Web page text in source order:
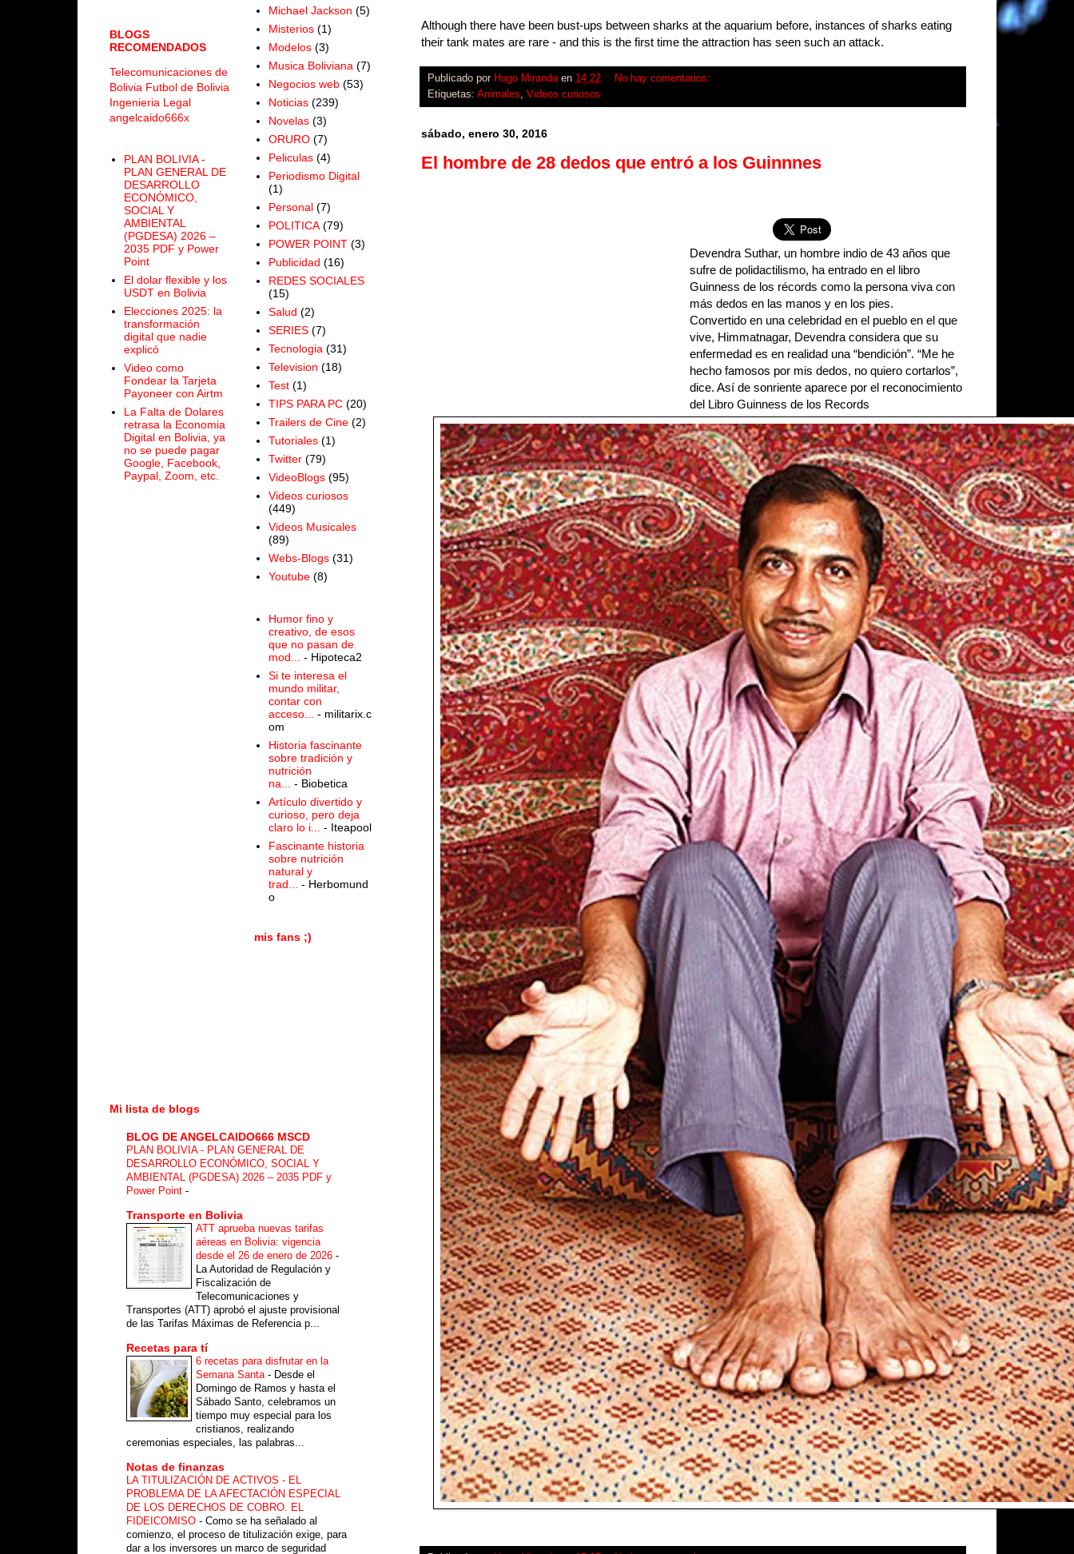
Although there have been bust-ups between sharks at the aquarium before, instances of sharks eating
their tank mates are rare - and this is the first time the attraction has seen such an attack.
Publicado por Hugo Miranda en 14:22
No hay comentarios:
Etiquetas: Animales, Videos curiosos
sábado, enero 30, 2016
El hombre de 28 dedos que entró a los Guinnnes
Devendra Suthar, un hombre indio de 43 años que
sufre de polidactilismo, ha entrado en el libro
Guinness de los récords como la persona viva con
más dedos en las manos y en los pies.
Convertido en una celebridad en el pueblo en el que
vive, Himmatnagar, Devendra considera que su
enfermedad es en realidad una “bendición”. “Me he
hecho famosos por mis dedos, no quiero cortarlos”,
dice. Así de sonriente aparece por el reconocimiento
del Libro Guinness de los Records
BLOGS
RECOMENDADOS
Telecomunicaciones de
Bolivia Futbol de Bolivia
Ingenieria Legal
angelcaido666x
PLAN BOLIVIA -
PLAN GENERAL DE
DESARROLLO
ECONÓMICO,
SOCIAL Y
AMBIENTAL
(PGDESA) 2026 –
2035 PDF y Power
Point
El dolar flexible y los
USDT en Bolivia
Elecciones 2025: la
transformación
digital que nadie
explicó
Video como
Fondear la Tarjeta
Payoneer con Airtm
La Falta de Dolares
retrasa la Economia
Digital en Bolivia, ya
no se puede pagar
Google, Facebook,
Paypal, Zoom, etc.
Michael Jackson (5)
Misterios (1)
Modelos (3)
Musica Boliviana (7)
Negocios web (53)
Noticias (239)
Novelas (3)
ORURO (7)
Peliculas (4)
Periodismo Digital
(1)
Personal (7)
POLITICA (79)
POWER POINT (3)
Publicidad (16)
REDES SOCIALES
(15)
Salud (2)
SERIES (7)
Tecnologia (31)
Television (18)
Test (1)
TIPS PARA PC (20)
Trailers de Cine (2)
Tutoriales (1)
Twitter (79)
VideoBlogs (95)
Videos curiosos
(449)
Videos Musicales
(89)
Webs-Blogs (31)
Youtube (8)
Humor fino y
creativo, de esos
que no pasan de
mod...
- Hipoteca2
Si te interesa el
mundo militar,
contar con
acceso...
- militarix.c
om
Historia fascinante
sobre tradición y
nutrición
na...
- Biobetica
Artículo divertido y
curioso, pero deja
claro lo i...
- Iteapool
Fascinante historia
sobre nutrición
natural y
trad...
- Herbomund
o
mis fans ;)
Mi lista de blogs
BLOG DE ANGELCAIDO666 MSCD
PLAN BOLIVIA - PLAN GENERAL DE
DESARROLLO ECONÓMICO, SOCIAL Y
AMBIENTAL (PGDESA) 2026 – 2035 PDF y
Power Point -
Transporte en Bolivia
ATT aprueba nuevas tarifas
aéreas en Bolivia: vigencia
desde el 26 de enero de 2026 -
La Autoridad de Regulación y
Fiscalización de
Telecomunicaciones y
Transportes (ATT) aprobó el ajuste provisional
de las Tarifas Máximas de Referencia p...
Recetas para tí
6 recetas para disfrutar en la
Semana Santa - Desde el
Domingo de Ramos y hasta el
Sábado Santo, celebramos un
tiempo muy especial para los
cristianos, realizando
ceremonias especiales, las palabras...
Notas de finanzas
LA TITULIZACIÓN DE ACTIVOS - EL
PROBLEMA DE LA AFECTACIÓN ESPECIAL
DE LOS DERECHOS DE COBRO. EL
FIDEICOMISO - Como se ha señalado al
comienzo, el proceso de titulización exige, para
dar a los inversores un marco de seguridad